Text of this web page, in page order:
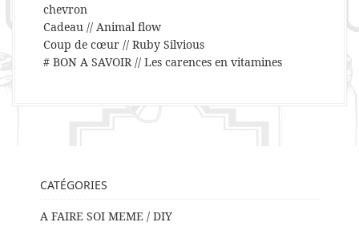
chevron
Cadeau // Animal flow
Coup de cœur // Ruby Silvious
# BON A SAVOIR // Les carences en vitamines
CATÉGORIES
A FAIRE SOI MEME / DIY